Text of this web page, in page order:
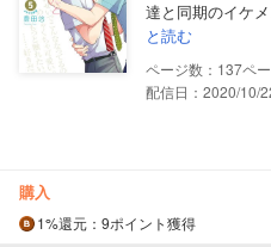
達と同期のイケ
と読む
137
配信日：2020/10/
購入
1%還元 ：9ポイント獲得